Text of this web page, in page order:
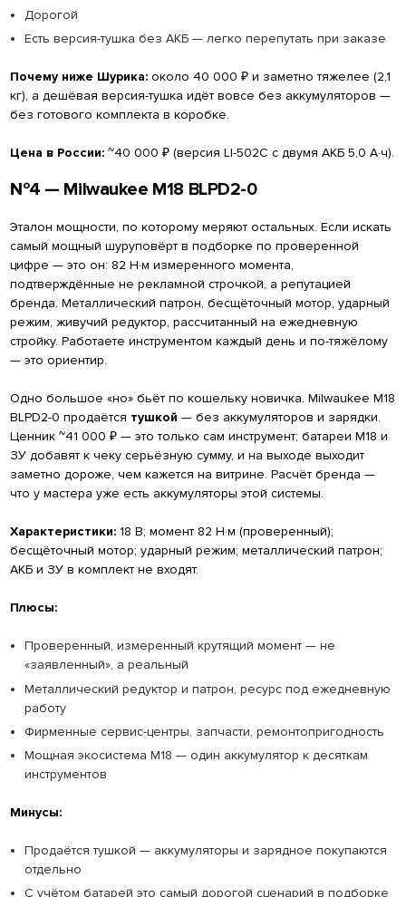
Дорогой
Есть версия-тушка без АКБ — легко перепутать при заказе
Почему ниже Шурика:около 40 000 ₽ и заметно тяжелее (2,1
кг), а дешёвая версия-тушка идёт вовсе без аккумуляторов —
без готового комплекта в коробке.
Цена в России:~40 000 ₽ (версия LI-502C с двумя АКБ 5,0 А·ч).
№4 — Milwaukee M18 BLPD2-0
Эталон мощности, по которому меряют остальных. Если искать
самый мощный шуруповёрт в подборке по проверенной
цифре — это он: 82 Н·м измеренного момента,
подтверждённые не рекламной строчкой, а репутацией
бренда. Металлический патрон, бесщёточный мотор, ударный
режим, живучий редуктор, рассчитанный на ежедневную
стройку. Работаете инструментом каждый день и по-тяжёлому
— это ориентир.
Одно большое «но» бьёт по кошельку новичка. Milwaukee M18
BLPD2-0 продаётся тушкой — без аккумуляторов и зарядки.
Ценник ~41 000 ₽ — это только сам инструмент; батареи M18 и
ЗУ добавят к чеку серьёзную сумму, и на выходе выходит
заметно дороже, чем кажется на витрине. Расчёт бренда —
что у мастера уже есть аккумуляторы этой системы.
Характеристики:18 В; момент 82 Н·м (проверенный);
бесщёточный мотор; ударный режим; металлический патрон;
АКБ и ЗУ в комплект не входят.
Плюсы:
Проверенный, измеренный крутящий момент — не
«заявленный», а реальный
Металлический редуктор и патрон, ресурс под ежедневную
работу
Фирменные сервис-центры, запчасти, ремонтопригодность
Мощная экосистема M18 — один аккумулятор к десяткам
инструментов
Минусы:
Продаётся тушкой — аккумуляторы и зарядное покупаются
отдельно
С учётом батарей это самый дорогой сценарий в подборке